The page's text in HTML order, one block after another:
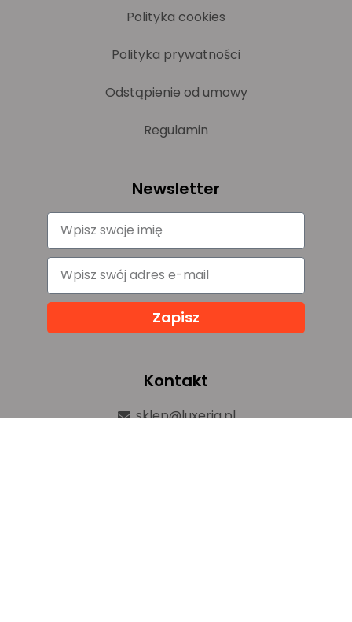
Polityka cookies
Polityka prywatności
Odstąpienie od umowy
Regulamin
Newsletter
Zapisz
Kontakt
sklep@luxeria.pl